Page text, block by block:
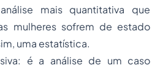
mais quantitativa que
mulheres sofrem de estado
uma estatística.
é a análise de um caso